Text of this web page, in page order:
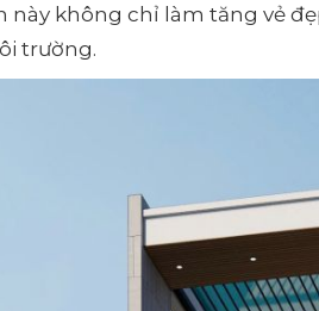
này không chỉ làm tăng vẻ
trường.